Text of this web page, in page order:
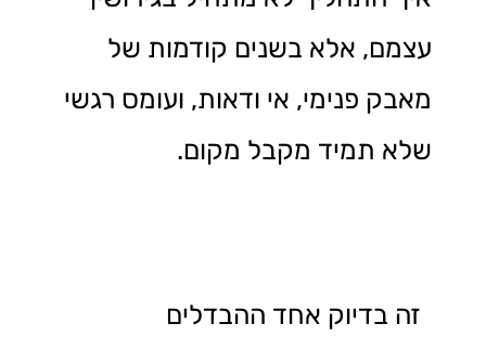
עצמם, אלא בשנים קודמות של
מאבק פנימי, אי ודאות, ועומס רגשי
שלא תמיד מקבל מקום.
זה בדיוק אחד ההבדלים